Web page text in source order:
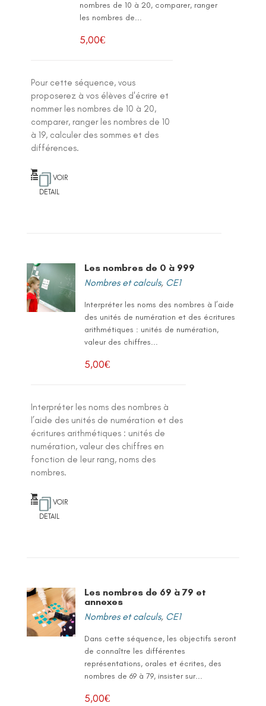
nombres de 10 à 20, comparer, ranger
les nombres de...
5,00€
Pour cette séquence, vous
proposerez à vos élèves d'écrire et
nommer les nombres de 10 à 20,
comparer, ranger les nombres de 10
à 19, calculer des sommes et des
différences.
VOIR
DETAIL
Les nombres de 0 à 999
Nombres et calculs, CE1
Interpréter les noms des nombres à l’aide
des unités de numération et des écritures
arithmétiques : unités de numération,
valeur des chiffres...
5,00€
Interpréter les noms des nombres à
l’aide des unités de numération et des
écritures arithmétiques : unités de
numération, valeur des chiffres en
fonction de leur rang, noms des
nombres.
VOIR
DETAIL
Les nombres de 69 à 79 et
annexes
Nombres et calculs, CE1
Dans cette séquence, les objectifs seront
de connaître les différentes
représentations, orales et écrites, des
nombres de 69 à 79, insister sur...
5,00€